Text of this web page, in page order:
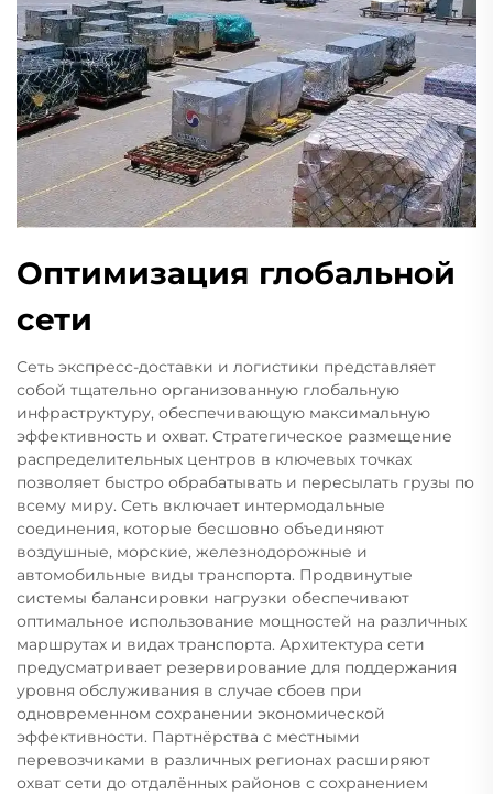
Оптимизация глобальной
сети
Сеть экспресс-доставки и логистики представляет
собой тщательно организованную глобальную
инфраструктуру, обеспечивающую максимальную
эффективность и охват. Стратегическое размещение
распределительных центров в ключевых точках
позволяет быстро обрабатывать и пересылать грузы по
всему миру. Сеть включает интермодальные
соединения, которые бесшовно объединяют
воздушные, морские, железнодорожные и
автомобильные виды транспорта. Продвинутые
системы балансировки нагрузки обеспечивают
оптимальное использование мощностей на различных
маршрутах и видах транспорта. Архитектура сети
предусматривает резервирование для поддержания
уровня обслуживания в случае сбоев при
одновременном сохранении экономической
эффективности. Партнёрства с местными
перевозчиками в различных регионах расширяют
охват сети до отдалённых районов с сохранением